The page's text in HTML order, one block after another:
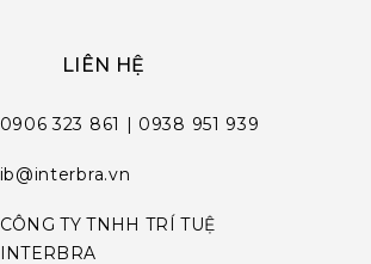
LIÊN HỆ
0906 323 861 | 0938 951 939
ib@interbra.vn
CÔNG TY TNHH TRÍ TUỆ
INTERBRA